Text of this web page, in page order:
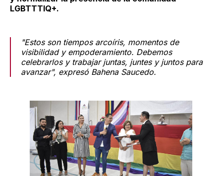
LGBTTTIQ+.
"Estos son tiempos arcoíris, momentos de
visibilidad y empoderamiento. Debemos
celebrarlos y trabajar juntas, juntes y juntos para
avanzar", expresó Bahena Saucedo.